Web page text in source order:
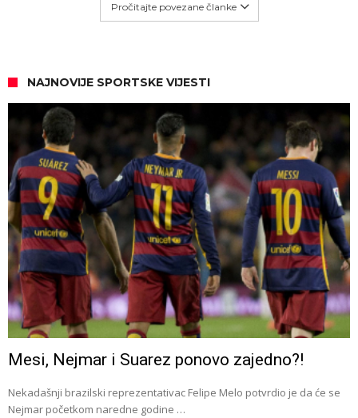
Pročitajte povezane članke
NAJNOVIJE SPORTSKE VIJESTI
Mesi, Nejmar i Suarez ponovo zajedno?!
Nekadašnji brazilski reprezentativac Felipe Melo potvrdio je da će se
Nejmar početkom naredne godine …